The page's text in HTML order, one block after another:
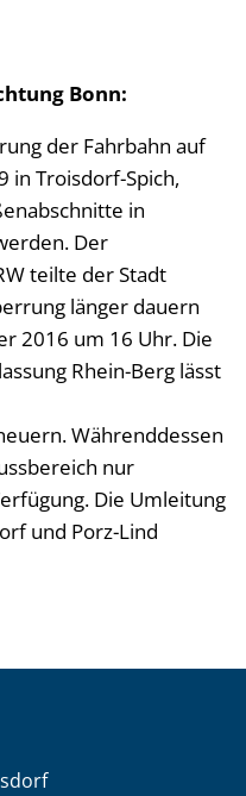
Bonn:
der Fahrbahn auf
in Troisdorf-Spich,
in
Der
teilte der Stadt
länger dauern
2016 um 16 Uhr. Die
Rhein-Berg lässt
Währenddessen
nur
Die Umleitung
und Porz-Lind